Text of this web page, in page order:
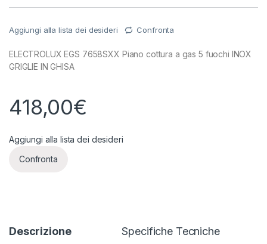
Aggiungi alla lista dei desideri Confronta
ELECTROLUX EGS 7658SXX Piano cottura a gas 5 fuochi INOX
GRIGLIE IN GHISA
418,00€
Aggiungi alla lista dei desideri
Confronta
Descrizione Specifiche Tecniche